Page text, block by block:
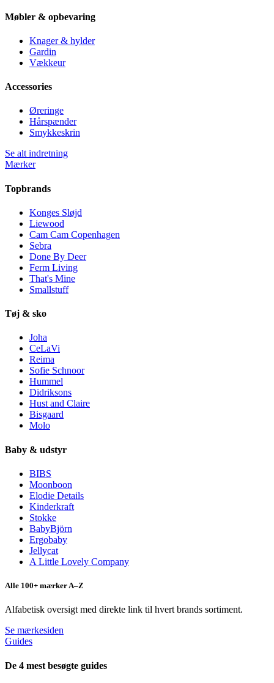
Møbler & opbevaring
Knager & hylder
Gardin
Vækkeur
Accessories
Øreringe
Hårspænder
Smykkeskrin
Se alt indretning
Mærker
Topbrands
Konges Sløjd
Liewood
Cam Cam Copenhagen
Sebra
Done By Deer
Ferm Living
That's Mine
Smallstuff
Tøj & sko
Joha
CeLaVi
Reima
Sofie Schnoor
Hummel
Didriksons
Hust and Claire
Bisgaard
Molo
Baby & udstyr
BIBS
Moonboon
Elodie Details
Kinderkraft
Stokke
BabyBjörn
Ergobaby
Jellycat
A Little Lovely Company
Alle 100+ mærker A–Z
Alfabetisk oversigt med direkte link til hvert brands sortiment.
Se mærkesiden
Guides
De 4 mest besøgte guides